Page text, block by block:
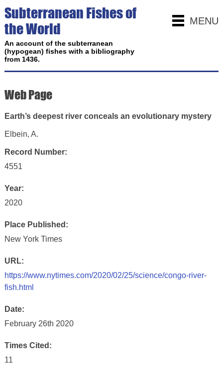
MENU
Subterranean Fishes of
the World
An account of the subterranean
(hypogean) fishes with a bibliography
from 1436.
Web Page
Earth’s deepest river conceals an evolutionary mystery
Elbein, A.
Record Number:
4551
Year:
2020
Place Published:
New York Times
URL:
https://www.nytimes.com/2020/02/25/science/congo-river-
fish.html
Date:
February 26th 2020
Times Cited:
11